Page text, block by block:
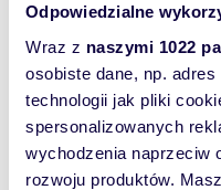
Odpowiedzialne
Wraz z naszymi 1022
osobiste dane, np.
technologii jak pliki
spersonalizowanych
wychodzenia naprzeciw
rozwoju produktów.